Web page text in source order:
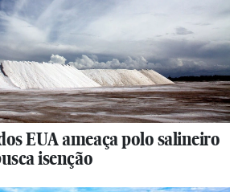
EUA ameaça polo salineiro
isenção